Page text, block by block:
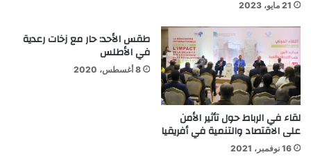
21 مايو، 2023
لقاء في الرباط حول تأثير الأمن
على الاقتصاد والتنمية في أفريقيا
16 نوفمبر، 2021
طقس الأحد: حار مع زخات رعدية
في الأطلس
8 أغسطس، 2020